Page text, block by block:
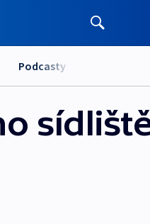
Podcasty